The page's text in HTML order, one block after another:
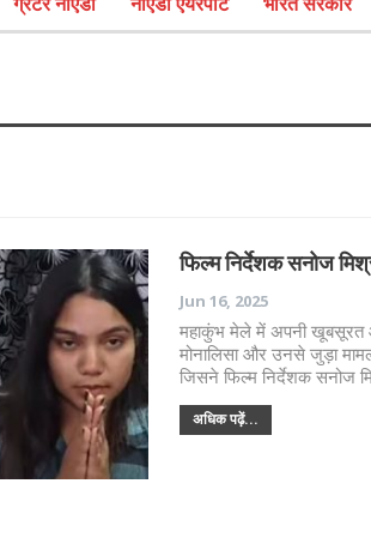
फिल्म निर्देशक सनोज
Jun 16, 2025
महाकुंभ मेले में अपनी खूबसूरत
मोनालिसा और उनसे जुड़ा
जिसने फिल्म निर्देशक सनोज
अधिक पढ़ें...